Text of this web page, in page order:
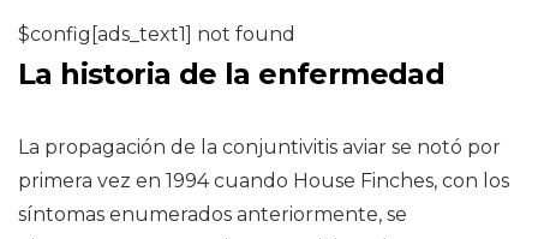
$config[ads_text1] not found
La historia de la enfermedad
La propagación de la conjuntivitis aviar se notó por
primera vez en 1994 cuando House Finches, con los
síntomas enumerados anteriormente, se